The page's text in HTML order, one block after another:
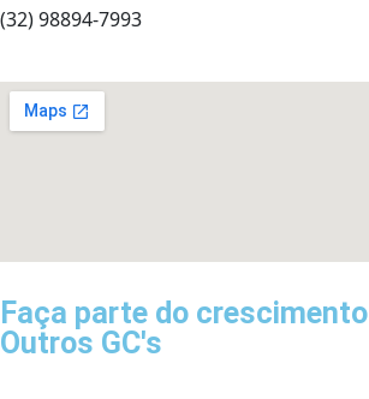
(32) 98894-7993
Faça parte do crescimento
Outros GC's